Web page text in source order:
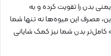
بدن را تقویت کرده و به
مصرف این میوه‌ها نه تنها شما
کامل‌تر بدن شما نیز کمک شایانی